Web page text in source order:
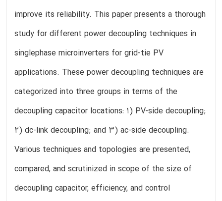
improve its reliability. This paper presents a thorough
study for different power decoupling techniques in
singlephase microinverters for grid-tie PV
applications. These power decoupling techniques are
categorized into three groups in terms of the
decoupling capacitor locations: 1) PV-side decoupling;
2) dc-link decoupling; and 3) ac-side decoupling.
Various techniques and topologies are presented,
compared, and scrutinized in scope of the size of
decoupling capacitor, efficiency, and control